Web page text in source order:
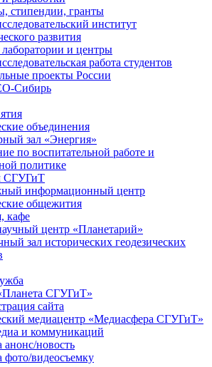
стипендии, гранты
институт
развития
и центры
работа студентов
проекты России
Сибирь
объединения
зал «Энергия»
по воспитательной работе и
политике
СГУГиТ
информационный центр
общежития
кафе
центр «Планетарий»
зал исторических геодезических
СГУГиТ»
сайта
медиацентр «Медиасфера СГУГиТ»
и коммуникаций
анонс/новость
фото/видеосъемку